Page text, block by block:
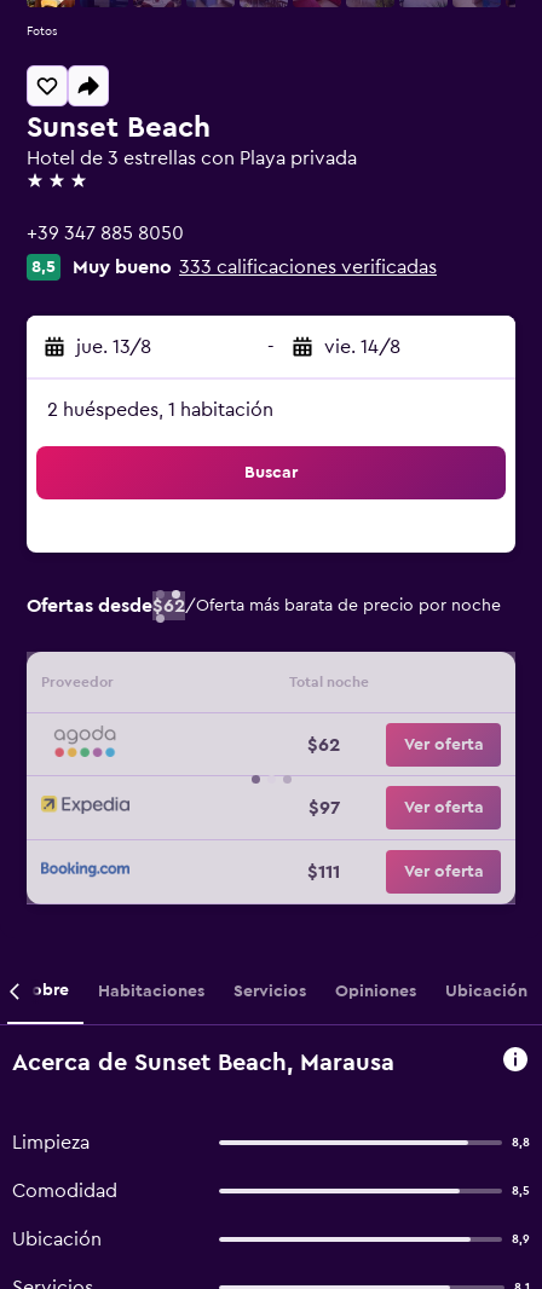
Sunset Beach
Hotel de 3 estrellas con Playa privada
3 estrellas
+39 347 885 8050
8,5 Muy bueno 333 calificaciones verificadas
jue. 13/8 - vie. 14/8
2 huéspedes, 1 habitación
Buscar
Ofertas desde$62/Oferta más barata de precio por noche
Proveedor Total noche
$62 Ver oferta
$97 Ver oferta
$111 Ver oferta
Fotos
Sobre Habitaciones Servicios Opiniones Ubicación
Acerca de Sunset Beach, Marausa
Limpieza 8,8
Comodidad 8,5
Ubicación 8,9